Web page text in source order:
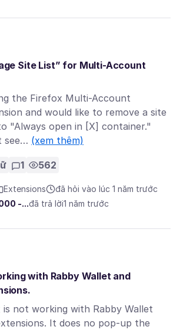
Site List” for Multi-Account
the Firefox Multi-Account
and would like to remove a site
"Always open in [X] container."
see… (xem thêm)
1 562
Extensions
đã hỏi vào lúc 1 năm trước
-...đã trả lời1 năm trước
with Rabby Wallet and
is not working with Rabby Wallet
It does no pop-up the